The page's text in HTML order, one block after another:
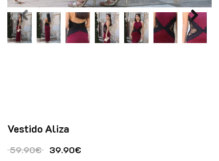
Vestido Aliza
59.90€ El precio original era: 59.90€.
39.90€El precio actual es: 39.90€.